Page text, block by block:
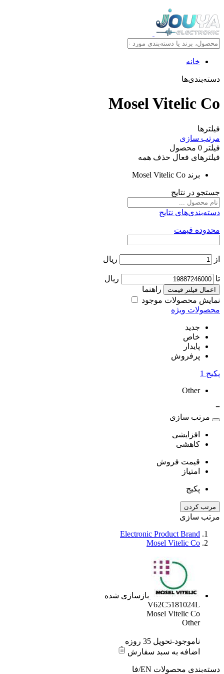
خانه
دسته‌بندی‌ها
Mosel Vitelic Co
فیلترها
مرتب سازی
فیلتر 0 محصول
فیلترهای فعال حذف همه
برند Mosel Vitelic Co
جستجو در نتایج
دسته‌بندی‌های نتایج
محدوده قیمت
از ریال
تا ریال
اعمال فیلتر قیمت
راهنما
نمایش محصولات موجود
محصولات ویژه
جدید
خاص
پایدار
پرفروش
پکیج 1
Other
=
مرتب سازی
افزایشی
کاهشی
قیمت فروش
امتیاز
پکیج
مرتب کردن
مرتب سازی
Electronic Product Brand
Mosel Vitelic Co
بازسازی شده
V62C5181024L
Mosel Vitelic Co
Other
ناموجود-تحویل 35 روزه
اضافه به سبد سفارش
دسته‌بندی محصولات EN/فا